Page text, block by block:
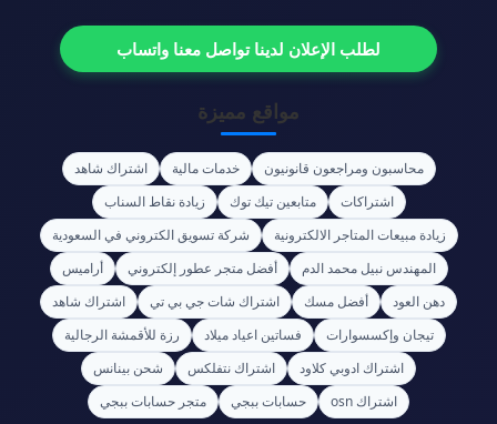
لطلب الإعلان لدينا تواصل معنا واتساب
مواقع مميزة
محاسبون ومراجعون قانونيون خدمات مالية
اشتراك شاهد
اشتراكات
متابعين تيك توك
زيادة نقاط السناب
زيادة مبيعات المتاجر الالكترونية
شركة تسويق الكتروني في السعودية
المهندس نبيل محمد الدم
أفضل متجر عطور إلكتروني
أراميس
دهن العود
أفضل مسك اشتراك شات جي بي تي
اشتراك شاهد
تيجان وإكسسوارات
فساتين اعياد ميلاد
رزة للأقمشة الرجالية
اشتراك ادوبي كلاود
اشتراك نتفلكس
شحن بينانس
اشتراك osn
حسابات ببجي متجر حسابات ببجي